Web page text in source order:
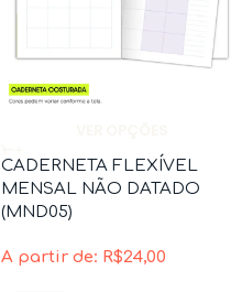
CADERNETA FLEXÍVEL
MENSAL NÃO DATADO
(MND05)
A partir de: R$24,00